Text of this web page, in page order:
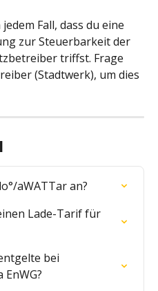
Fall, dass du eine
zur Steuerbarkeit der
triffst. Frage
(Stadtwerk), um dies
aWATTar an?
Lade-Tarif für
bei